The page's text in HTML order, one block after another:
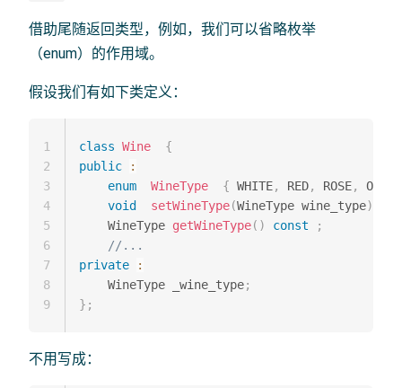
借助尾随返回类型，例如，我们可以省略枚举
（enum）的作用域。
假设我们有如下类定义：
class Wine
{
public
:
enum
WineType { WHITE, RED, ROSE,
void
setWineType(WineType wine_type)
    WineType
getWineType( ) const
;
//...
private
:
    WineType _wine_type
;
} ;
1
2
3
4
5
6
7
8
9
不用写成：